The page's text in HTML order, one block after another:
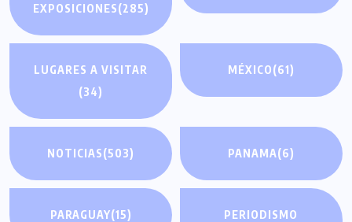
EXPOSICIONES(285)
LUGARES A VISITAR
(34)
MÉXICO(61)
NOTICIAS(503) PANAMA(6)
PARAGUAY(15)
PERIODISMO